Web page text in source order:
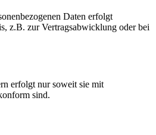
Daten erfolgt
z.B. zur Vertragsabwicklung oder bei
erfolgt nur soweit sie mit
sind.